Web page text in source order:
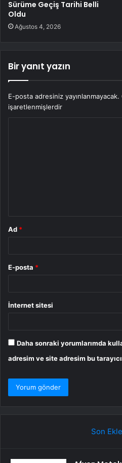
Sürüme Geçiş Tarihi Belli
Oldu
Ağustos 4, 2026
Bir yanıt yazın
E-posta adresiniz yayınlanmayacak.
işaretlenmişlerdir
Ad *
E-posta *
İnternet sitesi
Daha sonraki yorumlarımda
adresim ve site adresim bu
Son